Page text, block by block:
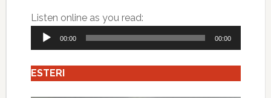
Listen online as you read:Audio
Player
00:00 00:00
ESTERI